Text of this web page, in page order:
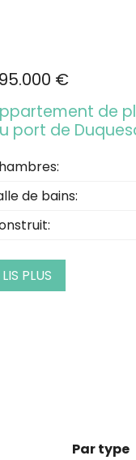
€
de
port de
de bains:
LIS PLUS
Par type